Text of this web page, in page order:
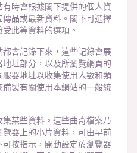
時會根據閣下提供的個人資
品或最新資料。閣下可選擇
此等資料的選項。
會記錄下來，這些記錄會展
址部分，以及所瀏覽網頁的
器地址以收集使用人數和類
製有關使用本網站的一般統
某些資料。這些曲奇檔案乃
器上的小片資料，可由早前
按指示，開動設定於瀏覽器